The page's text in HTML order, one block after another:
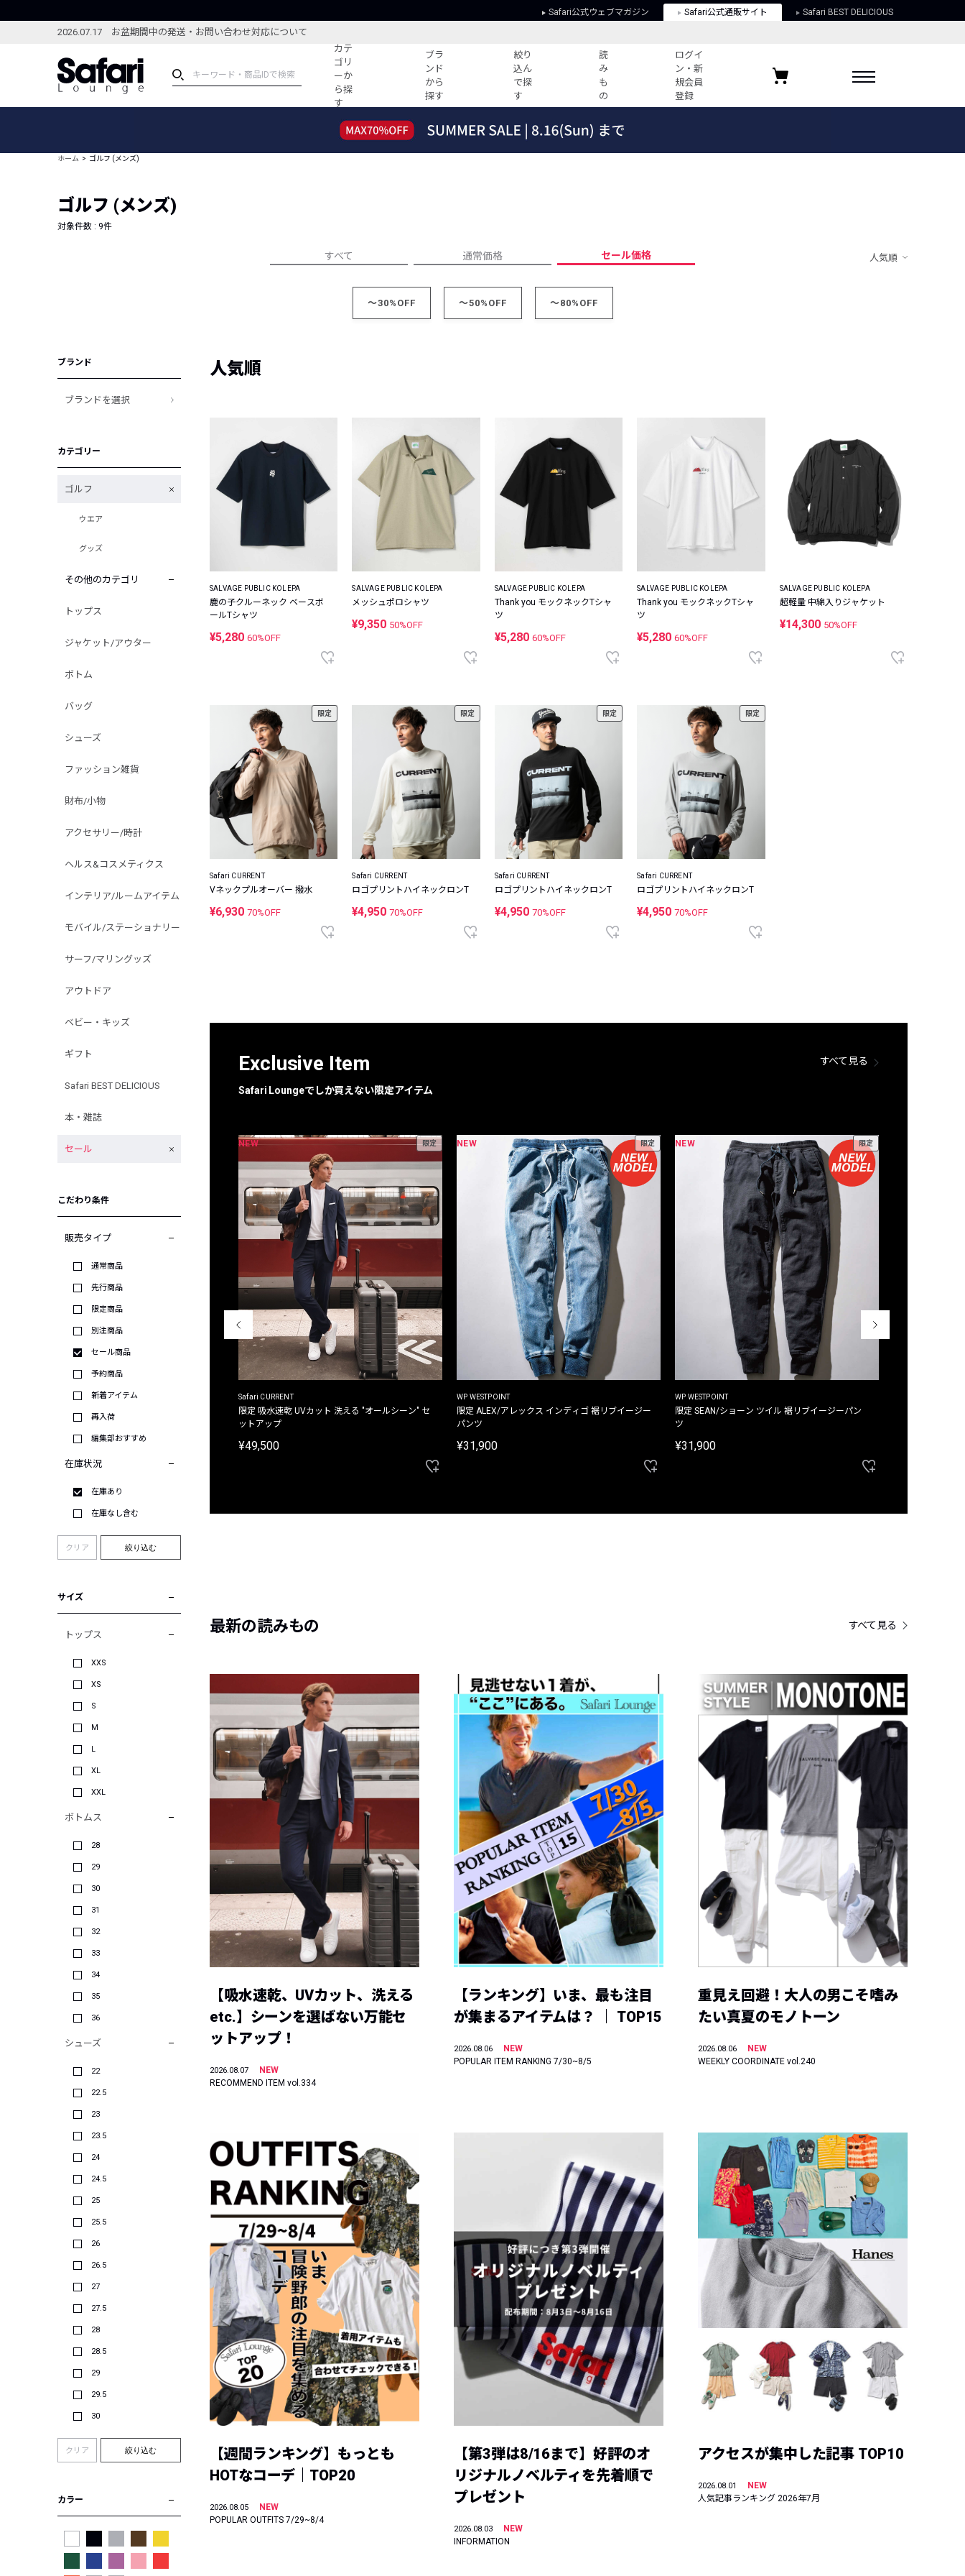
Safari公式ウェブマガジン Safari公式通販サイト Safari BEST DELICIOUS
2026.07.17 お盆期間中の発送・お問い合わせ対応について
カテ
ゴリ
ーか
ら探
す
ブラ
ンド
から
探す
絞り
込ん
で探
す
読
み
も
の
ログイ
ン・新
規会員
登録
ブランドから探す
新着アイテム
編集部のおすすめアイテム
すべての記事
人気記事ランキング
ウィークリーコーデ
人気アイテム TOP 15
プライバシーポリシー
お気に入りブランド
ホーム ゴルフ (メンズ)
ゴルフ (メンズ)
対象件数 : 9件
すべて 通常価格 セール価格 人気順
～30%OFF ～50%OFF ～80%OFF
ブランド
ブランドを選択
カテゴリー
ゴルフ
ウエア
グッズ
その他のカテゴリ
トップス
ジャケット/アウター
ボトム
バッグ
シューズ
ファッション雑貨
財布/小物
アクセサリー/時計
ヘルス&コスメティクス
インテリア/ルームアイテム
モバイル/ステーショナリー
サーフ/マリングッズ
アウトドア
ベビー・キッズ
ギフト
Safari BEST DELICIOUS
本・雑誌
セール
こだわり条件
販売タイプ
通常商品
先行商品
限定商品
別注商品
セール商品
予約商品
新着アイテム
再入荷
編集部おすすめ
在庫状況
在庫あり
在庫なし含む
クリア 絞り込む
サイズ
トップス
XXS
XS
S
M
L
XL
XXL
ボトムス
28
29
30
31
32
33
34
35
36
シューズ
22
22.5
23
23.5
24
24.5
25
25.5
26
26.5
27
27.5
28
28.5
29
29.5
30
クリア 絞り込む
カラー
人気順
SALVAGE PUBLIC KOLEPA
鹿の子クルーネック ベースボ
ールTシャツ
¥5,280 60%OFF
SALVAGE PUBLIC KOLEPA
メッシュポロシャツ
¥9,350 50%OFF
SALVAGE PUBLIC KOLEPA
Thank you モックネックTシャ
ツ
¥5,280 60%OFF
SALVAGE PUBLIC KOLEPA
Thank you モックネックTシャ
ツ
¥5,28060%OFF
SALVAGE PUBLIC KOLEPA
超軽量 中綿入りジャケット
¥14,300 50%OFF
限定
Safari CURRENT
Vネックプルオーバー 撥水
¥6,930 70%OFF
限定
Safari CURRENT
ロゴプリントハイネックロンT
¥4,95070%OFF
限定
Safari CURRENT
ロゴプリントハイネックロンT
¥4,950 70%OFF
限定
Safari CURRENT
ロゴプリントハイネックロンT
¥4,95070%OFF
Exclusive Item
Safari Loungeでしか買えない限定アイテム
すべて見る
別注限定 フード付き チェックシャツジャケット
NEW 限定
Safari CURRENT
限定 吸水速乾 UVカット 洗える "オールシーン" セ
ットアップ
¥49,500
NEW 限定
WP WESTPOINT
限定 ALEX/アレックス インディゴ 裾リブイージー
パンツ
¥31,900
NEW 限定
WP WESTPOINT
限定 SEAN/ショーン ツイル 裾リブイージーパン
ツ
¥31,900
最新の読みもの すべて見る
【吸水速乾、UVカット、洗える
etc.】シーンを選ばない万能セ
ットアップ！
2026.08.07
NEW
RECOMMEND ITEM vol.334
【ランキング】いま、最も注目
が集まるアイテムは？ ｜ TOP15
2026.08.06
NEW
POPULAR ITEM RANKING 7/30~8/5
重見え回避！大人の男こそ嗜み
たい真夏のモノトーン
2026.08.06
NEW
WEEKLY COORDINATE vol.240
【週間ランキング】もっとも
HOTなコーデ｜TOP20
2026.08.05
NEW
POPULAR OUTFITS 7/29~8/4
【第3弾は8/16まで】好評のオ
リジナルノベルティを先着順で
プレゼント
2026.08.03
NEW
INFORMATION
アクセスが集中した記事 TOP10
2026.08.01
NEW
人気記事ランキング 2026年7月